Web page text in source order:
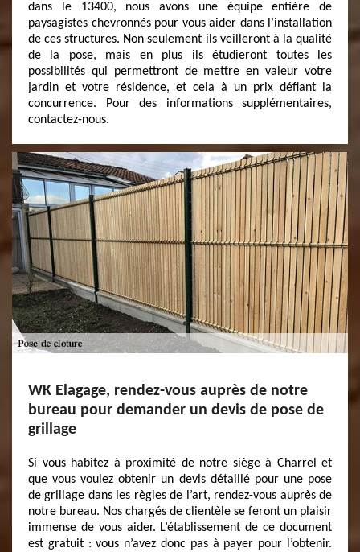
dans le 13400, nous avons une équipe entière de
paysagistes chevronnés pour vous aider dans l’installation
de ces structures. Non seulement ils veilleront à la qualité
de la pose, mais en plus ils étudieront toutes les
possibilités qui permettront de mettre en valeur votre
jardin et votre résidence, et cela à un prix défiant la
concurrence. Pour des informations supplémentaires,
contactez-nous.
WK Elagage, rendez-vous auprès de notre
bureau pour demander un devis de pose de
grillage
Si vous habitez à proximité de notre siège à Charrel et
que vous voulez obtenir un devis détaillé pour une pose
de grillage dans les règles de l’art, rendez-vous auprès de
notre bureau. Nos chargés de clientèle se feront un plaisir
immense de vous aider. L’établissement de ce document
est gratuit : vous n’avez donc pas à payer pour l’obtenir.